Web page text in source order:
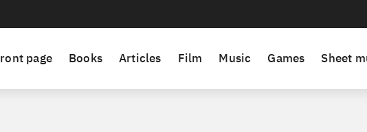
page Books Articles Film Music Games Sheet